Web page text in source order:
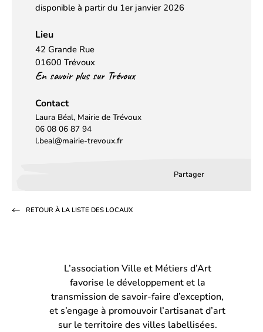
disponible à partir du 1er janvier 2026
Lieu
42 Grande Rue
01600 Trévoux
En savoir plus sur Trévoux
Contact
Laura Béal, Mairie de Trévoux
06 08 06 87 94
l.beal@mairie-trevoux.fr
Partager
un
onglet)onglet)
RETOUR À LA LISTE DES LOCAUX
L’association Ville et Métiers d’Art
favorise le développement et la
transmission de savoir-faire d’exception,
et s’engage à promouvoir l’artisanat d’art
sur le territoire des villes labellisées.